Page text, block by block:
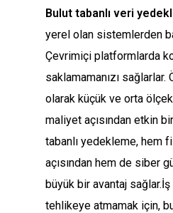
Bulut tabanlı veri
yerel olan sistemlerden
Çevrimiçi platformlarda
saklamamanızı
olarak küçük ve orta
maliyet açısından etkin
tabanlı yedekleme, hem
açısından hem de siber
büyük bir avantaj
tehlikeye atmamak için,